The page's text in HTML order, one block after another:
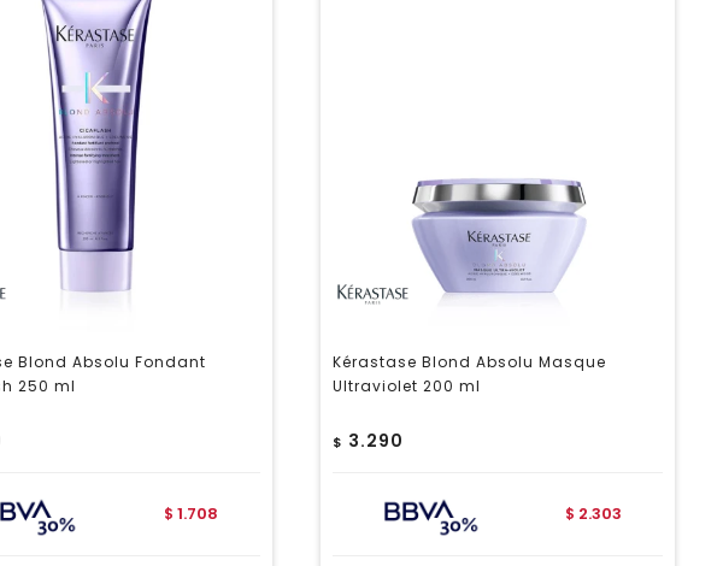
Blond Absolu Fondant
250 ml
$ 1.708
Kérastase Blond Absolu Masque
Ultraviolet 200 ml
$ 3.290
$ 2.303